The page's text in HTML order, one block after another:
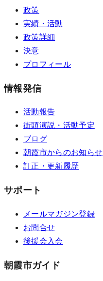
政策
実績・活動
政策詳細
決意
プロフィール
情報発信
活動報告
街頭演説・活動予定
ブログ
朝霞市からのお知らせ
訂正・更新履歴
サポート
メールマガジン登録
お問合せ
後援会入会
朝霞市ガイド